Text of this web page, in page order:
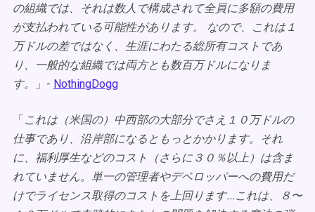
の組織では、それは数人で構成されて全員に多額の費用
が支払われている可能性があります。 なので、これは１
万ドルの差ではなく、生涯にわたる総所有コストであ
り、一般的な組織では両方とも数百万ドルになりま
す。
」- NothingDogg
「これは（米国の）中西部の大部分でさえ１０万ドルの
仕事であり、沿岸部になるともっとかかります。それ
に、福利厚生などのコスト（さらに３０％以上）は含ま
れていません。単一の管理者やデベロッパーへの費用だ
けでライセンス取得のコストを上回ります...これは、８〜